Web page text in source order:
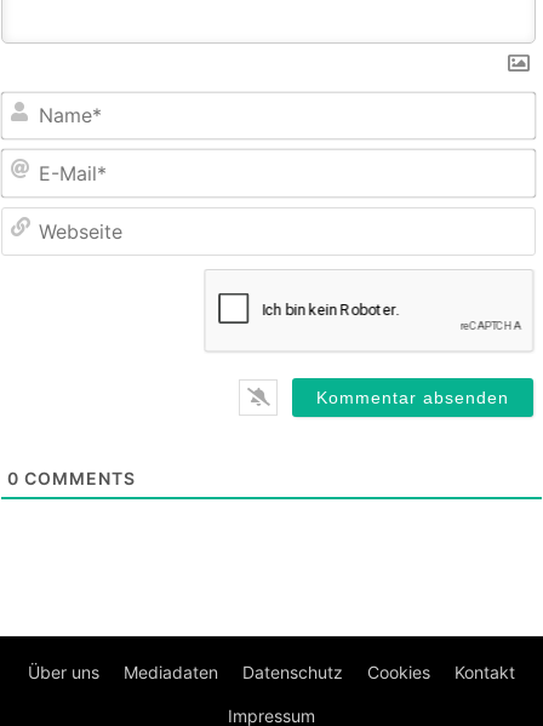
0 COMMENTS
Über uns Mediadaten Datenschutz Cookies Kontakt
Impressum